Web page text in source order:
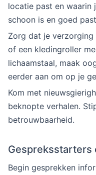
locatie past en waarin
schoon is en goed
Zorg dat je verzorging
of een kledingroller
lichaamstaal, maak
eerder aan om op je
Kom met
beknopte verhalen.
betrouwbaarheid.
Gespreksstarters
Begin gesprekken